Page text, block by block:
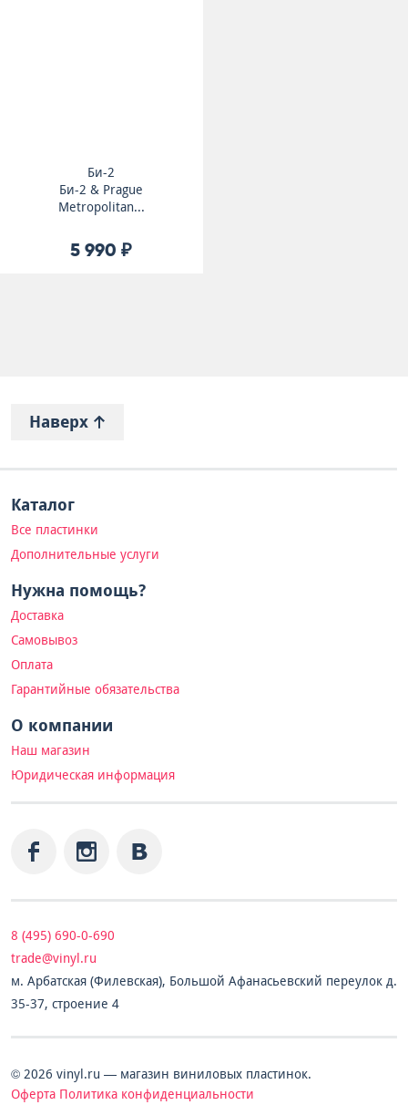
Би-2
Би-2 & Prague
Metropolitan...
5 990 ₽
Наверх
Каталог
Все пластинки
Дополнительные услуги
Нужна помощь?
Доставка
Самовывоз
Оплата
Гарантийные обязательства
О компании
Наш магазин
Юридическая информация
8 (495) 690-0-690
trade@vinyl.ru
м. Арбатская (Филевская), Большой Афанасьевский переулок д.
35-37, строение 4
© 2026 vinyl.ru — магазин виниловых пластинок.
Оферта Политика конфиденциальности